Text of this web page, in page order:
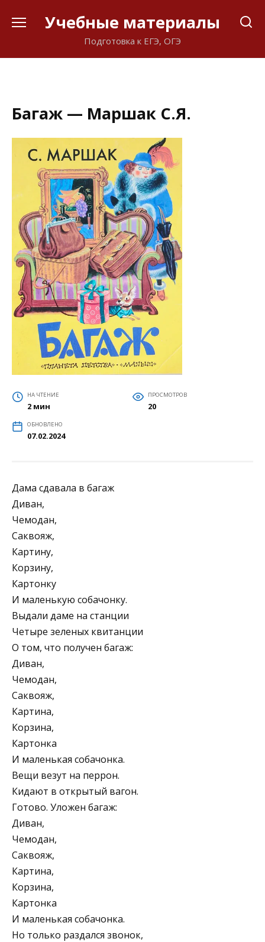
Учебные материалы
Подготовка к ЕГЭ, ОГЭ
Багаж — Маршак С.Я.
НА ЧТЕНИЕ
2 мин
ПРОСМОТРОВ
20
ОБНОВЛЕНО
07.02.2024
Дама сдавала в багаж
Диван,
Чемодан,
Саквояж,
Картину,
Корзину,
Картонку
И маленькую собачонку.
Выдали даме на станции
Четыре зеленых квитанции
О том, что получен багаж:
Диван,
Чемодан,
Саквояж,
Картина,
Корзина,
Картонка
И маленькая собачонка.
Вещи везут на перрон.
Кидают в открытый вагон.
Готово. Уложен багаж:
Диван,
Чемодан,
Саквояж,
Картина,
Корзина,
Картонка
И маленькая собачонка.
Но только раздался звонок,